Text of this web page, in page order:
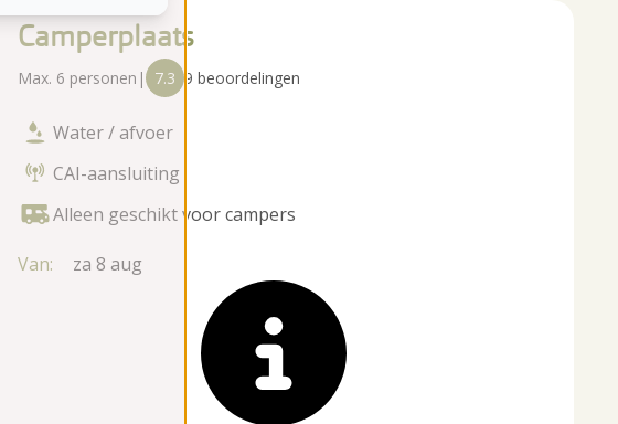
Camperplaats
Max. 6 personen | 7.3 9 beoordelingen
Water / afvoer
CAI-aansluiting
Alleen geschikt voor campers
Van: za 8 aug